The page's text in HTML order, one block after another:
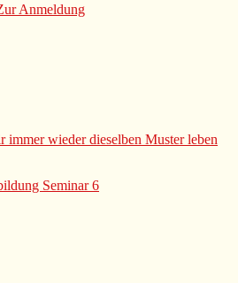
Anmeldung
immer wieder dieselben Muster leben
Seminar 6